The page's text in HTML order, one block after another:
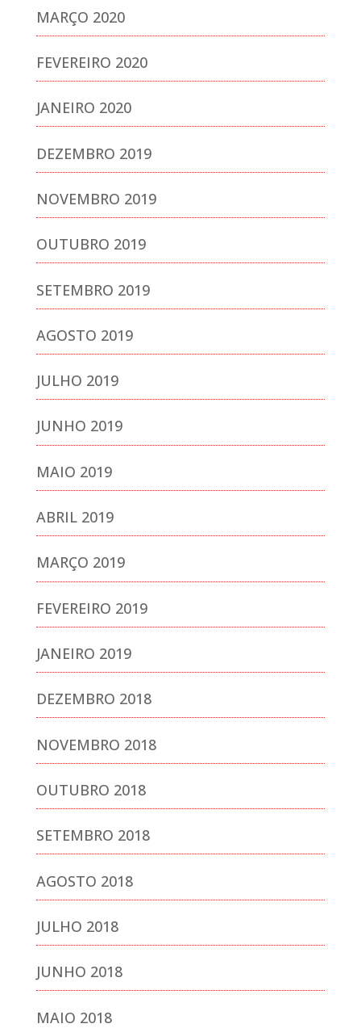
MARÇO 2020
FEVEREIRO 2020
JANEIRO 2020
DEZEMBRO 2019
NOVEMBRO 2019
OUTUBRO 2019
SETEMBRO 2019
AGOSTO 2019
JULHO 2019
JUNHO 2019
MAIO 2019
ABRIL 2019
MARÇO 2019
FEVEREIRO 2019
JANEIRO 2019
DEZEMBRO 2018
NOVEMBRO 2018
OUTUBRO 2018
SETEMBRO 2018
AGOSTO 2018
JULHO 2018
JUNHO 2018
MAIO 2018